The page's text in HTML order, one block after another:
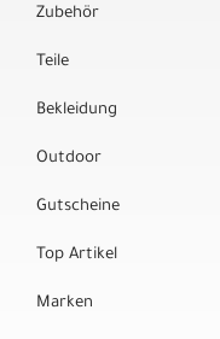
Zubehör
Teile
Bekleidung
Outdoor
Gutscheine
Top Artikel
Marken